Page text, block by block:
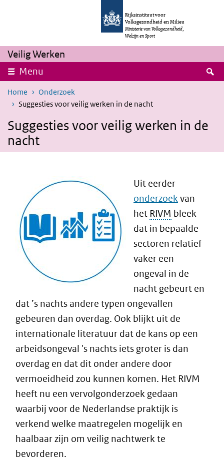
Overslaan en naar de inhoud gaan
Rijksinstituut voor
Volksgezondheid en Milieu
Ministerie van Volksgezondheid,
Welzijn en Sport
Veilig Werken
Menu
Home
Onderzoek
Suggesties voor veilig werken in de nacht
Suggesties voor veilig werken in de
nacht
Uit eerder
onderzoekvan
het RIVM bleek
dat in bepaalde
sectoren relatief
vaker een
ongeval in de
nacht gebeurt en
dat ’s nachts andere typen ongevallen
gebeuren dan overdag. Ook blijkt uit de
internationale literatuur dat de kans op een
arbeidsongeval 's nachts iets groter is dan
overdag en dat dit onder andere door
vermoeidheid zou kunnen komen. Het RIVM
heeft nu een vervolgonderzoek gedaan
waarbij voor de Nederlandse praktijk is
verkend welke maatregelen mogelijk en
haalbaar zijn om veilig nachtwerk te
bevorderen.